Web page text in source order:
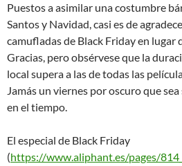
Puestos a asimilar una costumbre
Santos y Navidad, casi es de
camufladas de Black Friday en lugar
Gracias, pero obsérvese que la
local supera a las de todas las
Jamás un viernes por oscuro que
en el tiempo.
El especial de Black Friday
(https://www.aliphant.es/pages/